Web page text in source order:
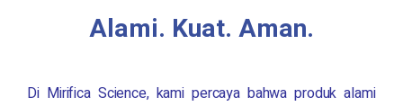
Alami. Kuat. Aman.
Di Mirifica Science, kami percaya bahwa produk alami